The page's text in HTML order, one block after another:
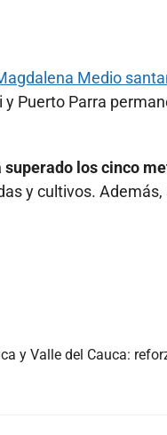
Medio
Puerto Parra
superado los cinco
y cultivos.
y Valle del Cauca: